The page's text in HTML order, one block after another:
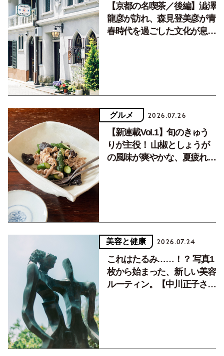
【京都の名喫茶／後編】澁澤
龍彦が訪れ、森見登美彦が青
春時代を過ごした文化が息づ
グルメ 2026.07.26
【新連載Vol.1】旬のきゅう
りが主役！ 山椒としょうが
の風味が爽やかな、夏疲れを
美容と健康 2026.07.24
これはたるみ……！？ 写真1
枚から始まった、新しい美容
ルーティン。【中川正子さん